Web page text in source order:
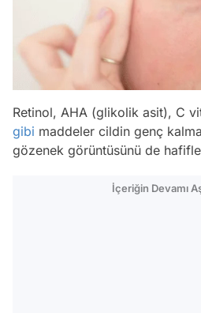
Retinol, AHA (glikolik asit), C
gibi maddeler cildin genç
gözenek görüntüsünü de
İçeriğin Devamı